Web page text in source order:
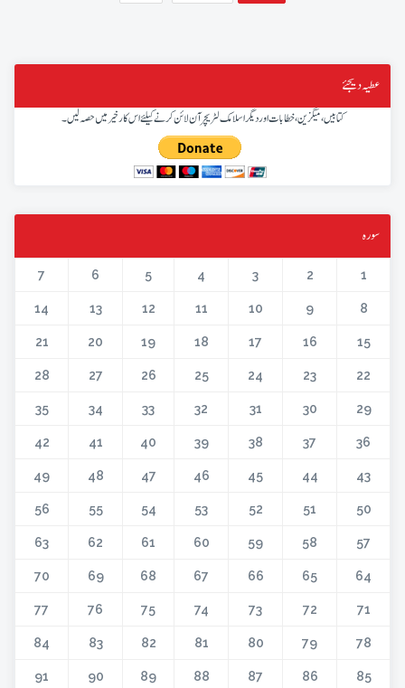
عطیہ دیجئے
کتابیں، میگزین، خطابات اور دیگر اسلامک لٹریچر آن لائن کرنے کیلئے اس کار خیر میں حصہ لیں۔
سورہ
1
2
3
4
5
6
7
8
9
10
11
12
13
14
15
16
17
18
19
20
21
22
23
24
25
26
27
28
29
30
31
32
33
34
35
36
37
38
39
40
41
42
43
44
45
46
47
48
49
50
51
52
53
54
55
56
57
58
59
60
61
62
63
64
65
66
67
68
69
70
71
72
73
74
75
76
77
78
79
80
81
82
83
84
85
86
87
88
89
90
91